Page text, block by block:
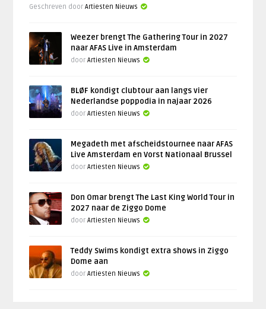
Geschreven doorArtiesten Nieuws
Weezer brengt The Gathering Tour in 2027
naar AFAS Live in Amsterdam
doorArtiesten Nieuws
BLØF kondigt clubtour aan langs vier
Nederlandse poppodia in najaar 2026
doorArtiesten Nieuws
Megadeth met afscheidstournee naar AFAS
Live Amsterdam en Vorst Nationaal Brussel
doorArtiesten Nieuws
Don Omar brengt The Last King World Tour in
2027 naar de Ziggo Dome
doorArtiesten Nieuws
Teddy Swims kondigt extra shows in Ziggo
Dome aan
doorArtiesten Nieuws